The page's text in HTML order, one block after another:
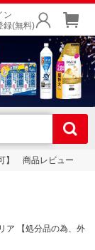
ン
録(無料)
】 商品レビュー
ア 【処分品の為、外